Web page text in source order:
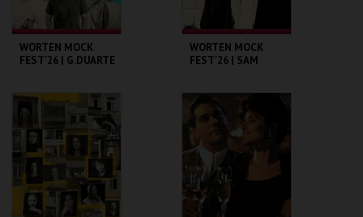
WORTEN MOCK
FEST'26 | G.DUARTE
M.ROSA
CINEMA SÃO JORGE .
MAIS INFO
COMPRAR
WORTEN MOCK
FEST'26 | SAM
CINEMA SÃO JORGE .
MAIS INFO
COMPRAR